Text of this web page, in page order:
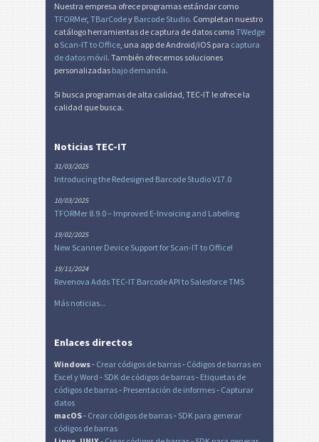
Nuestra empresa ofrece programas estándar como
TFORMer, TBarCodey Barcode Studio. Completan nuestro
catálogo herramientas de captura de datos comoTWedge
o Scan-IT to Office, una app de Android/iOS para captura
de datos móvil. También ofrecemos soluciones
personalizadas bajo demanda.
Si busca programas de alta calidad, TEC-IT le ofrece la
calidad que busca.
Noticias TEC-IT
31/03/2025
Introducing the Redesigned Barcode Studio V17.0
10/03/2025
TFORMer 8.9.0 – Improved E-Invoicing and Labeling
19/02/2025
New Scanner Device Support for Scan-IT to Office!
19/11/2024
Revenova Adds TEC-IT Barcode API to Salesforce TMS
Más noticias...
Enlaces directos
Windows- Crear códigos de barras- Códigos de barras en
Excely Word - SDK de códigos de barras- Etiquetas de
códigos de barras- Presentación de informes- Capturar
datos
macOS- Crear códigos de barras- SDK para generar
códigos de barras